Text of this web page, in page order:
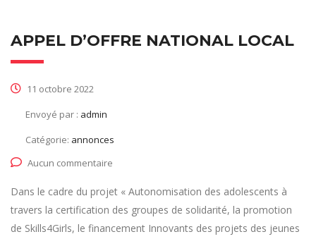
APPEL D’OFFRE NATIONAL LOCAL
11 octobre 2022
Envoyé par : admin
Catégorie: annonces
Aucun commentaire
Dans le cadre du projet « Autonomisation des adolescents à
travers la certification des groupes de solidarité, la promotion
de Skills4Girls, le financement Innovants des projets des jeunes